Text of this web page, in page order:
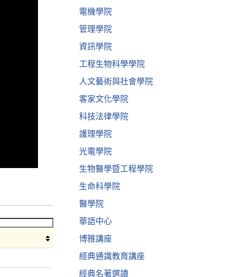
電機學院
管理學院
資訊學院
工程生物科學學院
人文藝術與社會學院
客家文化學院
科技法律學院
護理學院
光電學院
生物醫學暨工程學院
生命科學院
醫學院
華語中心
博雅講座
經典通識教育講座
經典名著選讀